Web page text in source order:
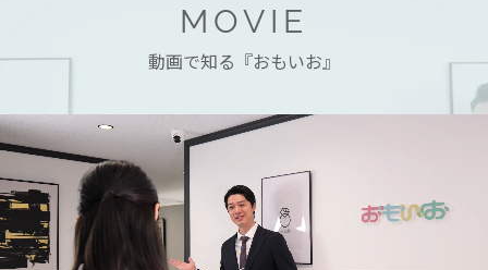
MOVIE
動画で知る『おもいお』